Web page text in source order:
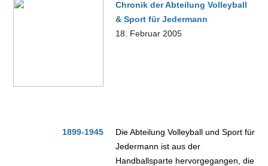
Chronik der Abteilung Volleyball
& Sport für Jedermann
18. Februar 2005
1899-1945
Die Abteilung Volleyball und Sport für
Jedermann ist aus der
Handballsparte hervorgegangen, die